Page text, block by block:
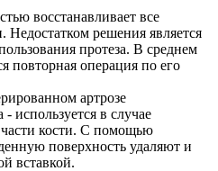
восстанавливает все
Недостатком решения является
протеза. В среднем
повторная операция по его
артрозе
- используется в случае
кости. С помощью
поверхность удаляют и
вставкой.